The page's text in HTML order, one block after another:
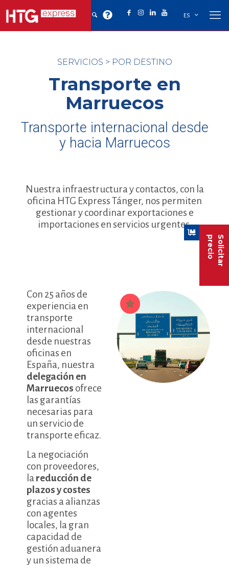
Solicitar
precio
ES
SERVICIOS > POR DESTINO
Transporte en
Marruecos
Transporte internacional desde
y hacia Marruecos
Nuestra infraestructura y contactos, con la
oficina HTG Express Tánger, nos permiten
gestionar y coordinar exportaciones e
importaciones en servicios urgentes.
Con 25 años de
experiencia en
transporte
internacional
desde nuestras
oficinas en
España, nuestra
delegación en
Marruecos ofrece
las garantías
necesarias para
un servicio de
transporte eficaz.
La negociación
con proveedores,
la reducción de
plazos y costes
gracias a alianzas
con agentes
locales, la gran
capacidad de
gestión aduanera
y un sistema de